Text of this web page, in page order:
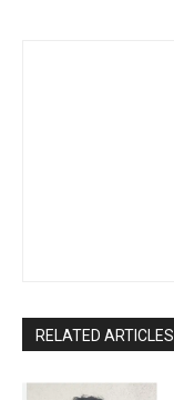
RELATED ARTICLES